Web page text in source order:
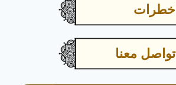
خطرات
تواصل معنا